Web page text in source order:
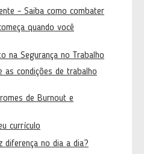
- Saiba como combater
quando você
na Segurança no Trabalho
as condições de trabalho
de Burnout e
currículo
diferença no dia a dia?